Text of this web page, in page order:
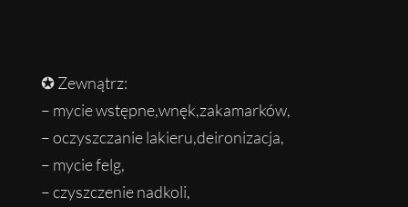
✪ Zewnątrz:
– mycie wstępne,wnęk,zakamarków,
– oczyszczanie lakieru,deironizacja,
– mycie felg,
– czyszczenie nadkoli,